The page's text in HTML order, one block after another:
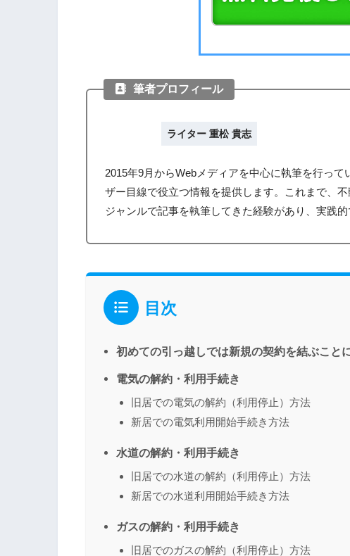
筆者プロフィール
ライター 重松 貴志
2015年9月からWebメディアを中心に執筆を行っ
ザー目線で役立つ情報を提供します。これまで、
ジャンルで記事を執筆してきた経験があり、実践
目次
初めての引っ越しでは新規の契約を結ぶこと
電気の解約・利用手続き
旧居での電気の解約（利用停止）方法
新居での電気利用開始手続き方法
水道の解約・利用手続き
旧居での水道の解約（利用停止）方法
新居での水道利用開始手続き方法
ガスの解約・利用手続き
旧居でのガスの解約（利用停止）方法